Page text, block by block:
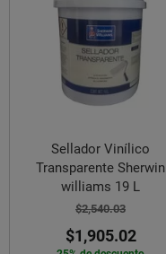
Sellador Vinílico
Transparente Sherwin
williams 19 L
$2,540.03
$1,905.02